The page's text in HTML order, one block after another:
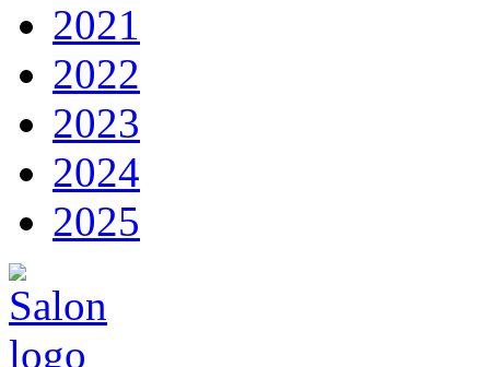
2021
2022
2023
2024
2025